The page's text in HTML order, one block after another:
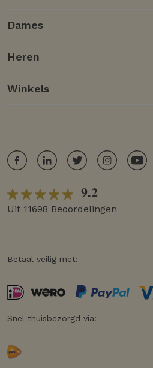
Dames
Heren
Winkels
9.2
Uit 11698 Beoordelingen
Betaal veilig met:
Snel thuisbezorgd via: